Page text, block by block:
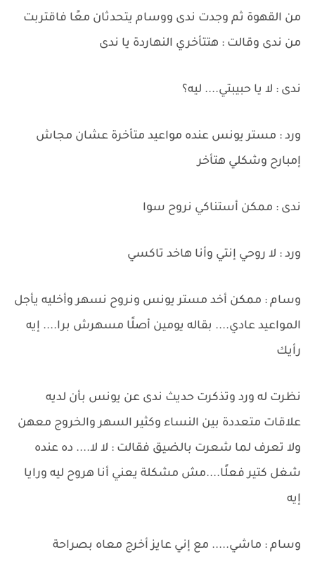
من القهوة ثم وجدت ندى ووسام يتحدثان معًا فاقتربت
من ندى وقالت : هتتأخري النهاردة يا ندى
ندى : لا يا حبيبتي.... ليه؟
ورد : مستر يونس عنده مواعيد متأخرة عشان مجاش
إمبارح وشكلي هتأخر
ندى : ممكن أستناكي نروح سوا
ورد : لا روحي إنتي وأنا هاخد تاكسي
وسام : ممكن أخد مستر يونس ونروح نسهر وأخليه يأجل
المواعيد عادي.... بقاله يومين أصلًا مسهرش برا.... إيه
رأيك
نظرت له ورد وتذكرت حديث ندى عن يونس بأن لديه
علاقات متعددة بين النساء وكثير السهر والخروج معهن
ولا تعرف لما شعرت بالضيق فقالت : لا لا.... ده عنده
شغل كتير فعلًا....مش مشكلة يعني أنا هروح ليه ورايا
إيه
وسام : ماشي..... مع إني عايز أخرج معاه بصراحة